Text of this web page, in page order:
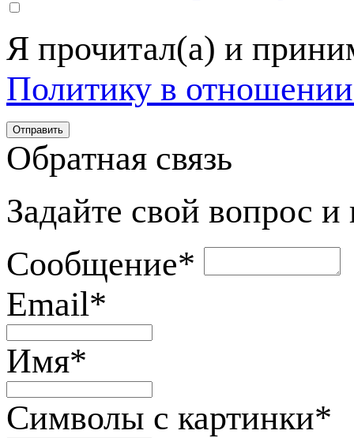
Я прочитал(а) и
Политику в
Обратная связь
Задайте свой вопрос
Сообщение*
Email*
Имя*
Символы с картинки*